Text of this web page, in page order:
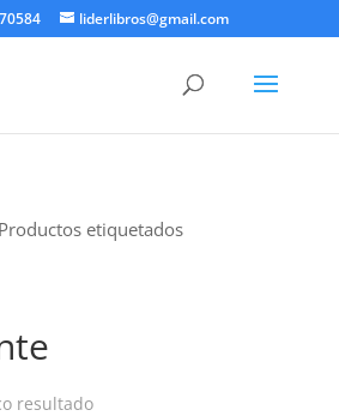
liderlibros@gmail.com
etiquetados
resultado